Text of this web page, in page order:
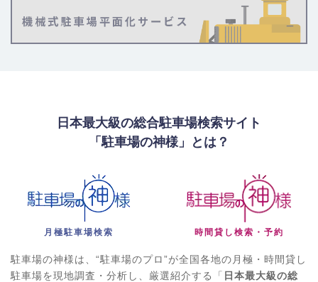
日本最大級の総合駐車場検索サイト
「駐車場の神様」とは？
月極駐車場検索 時間貸し検索・予約
駐車場の神様は、“駐車場のプロ”が全国各地の月極・時間貸し
駐車場を現地調査・分析し、厳選紹介する「 日本最大級の総